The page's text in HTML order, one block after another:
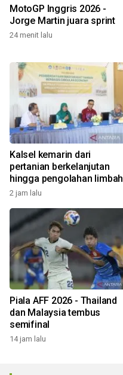
MotoGP Inggris 2026 -
Jorge Martin juara sprint
24 menit lalu
Kalsel kemarin dari
pertanian berkelanjutan
hingga pengolahan limbah
2 jam lalu
Piala AFF 2026 - Thailand
dan Malaysia tembus
semifinal
14 jam lalu